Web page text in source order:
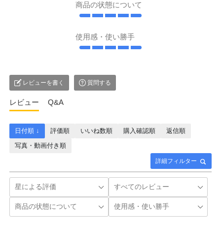
商品の状態について
使用感・使い勝手
レビューを書く 質問する
レビュー Q&A
詳細フィルター
日付順 ↓ 評価順 いいね数順 購入確認順
返信順
写真・動画付き順